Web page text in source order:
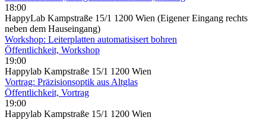
18:00
HappyLab Kampstraße 15/1 1200 Wien (Eigener Eingang rechts
neben dem Hauseingang)
Workshop: Leiterplatten automatisisert bohren
Öffentlichkeit, Workshop
19:00
Happylab Kampstraße 15/1 1200 Wien
Vortrag: Präzisionsoptik aus Altglas
Öffentlichkeit, Vortrag
19:00
Happylab Kampstraße 15/1 1200 Wien